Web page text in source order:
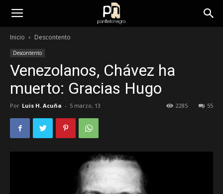
panfletonegro
Inicio Descontento
Descontento
Venezolanos, Chávez ha
muerto: Gracias Hugo
Por Luis H. Acuña - 5 marzo, 13 55
2285